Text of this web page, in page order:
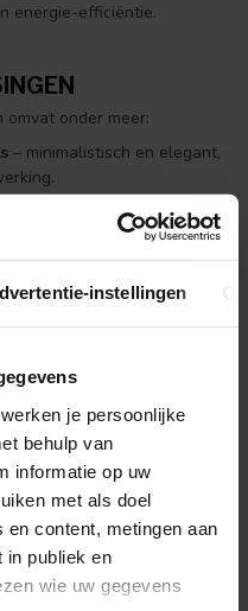
instellingen
je persoonlijke
behulp van
informatie op uw
met als doel
content, metingen aan
in publiek en
wie uw gegevens
energie-efficiëntie.
omvat onder meer:
– minimalistisch en elegant,
ontworpen voor projecten
centraal staan.
geschikt voor zowel
terras.
voor uiteenlopende
en appartementen tot
tijdloze uitstraling en
architecten,
wereldwijd.